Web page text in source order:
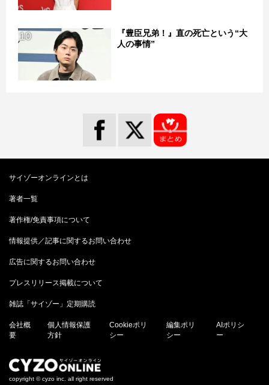
10
『豊臣兄弟！』直の死亡という“大
人の事情”
サイゾーオンラインとは
著者一覧
著作権/免責事項について
情報提供／記事に関するお問い合わせ
広告に関するお問い合わせ
プレスリリース掲載について
雑誌「サイゾー」定期購読
会社概
要
個人情報保護
方針
Cookieポリ
シー
編集ポリ
シー
AIポリシ
ー
copyright © cyzo inc. all right reserved